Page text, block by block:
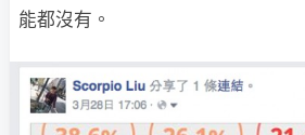
能都沒有。